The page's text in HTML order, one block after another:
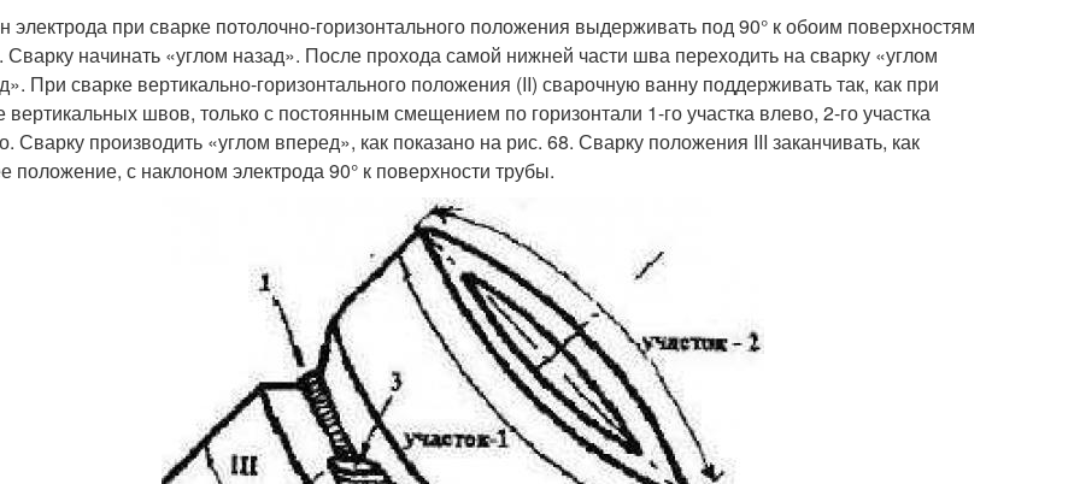
электрода при сварке потолочно-горизонтального положения выдерживать под 90° к обоим поверхностям
Сварку начинать «углом назад». После прохода самой нижней части шва переходить на сварку «углом
При сварке вертикально-горизонтального положения (II) сварочную ванну поддерживать так, как при
вертикальных швов, только с постоянным смещением по горизонтали 1-го участка влево, 2-го участка
Сварку производить «углом вперед», как показано на рис. 68. Сварку положения III заканчивать, как
положение, с наклоном электрода 90° к поверхности трубы.